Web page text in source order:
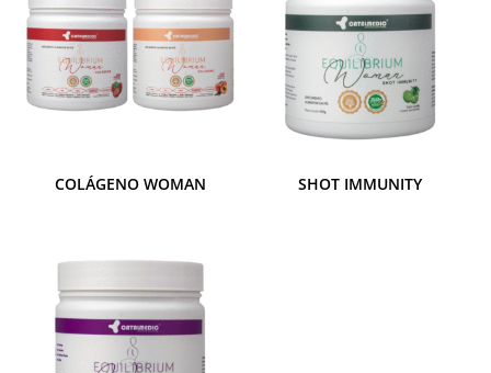
COLÁGENO WOMAN SHOT IMMUNITY